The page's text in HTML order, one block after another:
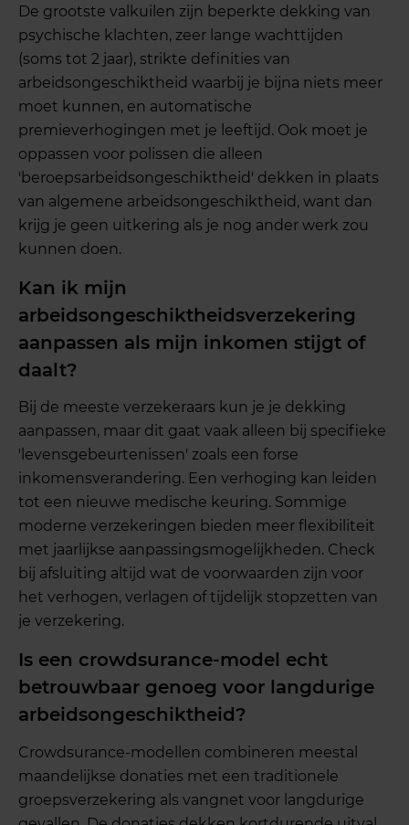
De grootste valkuilen zijn beperkte dekking van
psychische klachten, zeer lange wachttijden
(soms tot 2 jaar), strikte definities van
arbeidsongeschiktheid waarbij je bijna niets meer
moet kunnen, en automatische
premieverhogingen met je leeftijd. Ook moet je
oppassen voor polissen die alleen
'beroepsarbeidsongeschiktheid' dekken in plaats
van algemene arbeidsongeschiktheid, want dan
krijg je geen uitkering als je nog ander werk zou
kunnen doen.
Kan ik mijn
arbeidsongeschiktheidsverzekering
aanpassen als mijn inkomen stijgt of
daalt?
Bij de meeste verzekeraars kun je je dekking
aanpassen, maar dit gaat vaak alleen bij specifieke
'levensgebeurtenissen' zoals een forse
inkomensverandering. Een verhoging kan leiden
tot een nieuwe medische keuring. Sommige
moderne verzekeringen bieden meer flexibiliteit
met jaarlijkse aanpassingsmogelijkheden. Check
bij afsluiting altijd wat de voorwaarden zijn voor
het verhogen, verlagen of tijdelijk stopzetten van
je verzekering.
Is een crowdsurance-model echt
betrouwbaar genoeg voor langdurige
arbeidsongeschiktheid?
Crowdsurance-modellen combineren meestal
maandelijkse donaties met een traditionele
groepsverzekering als vangnet voor langdurige